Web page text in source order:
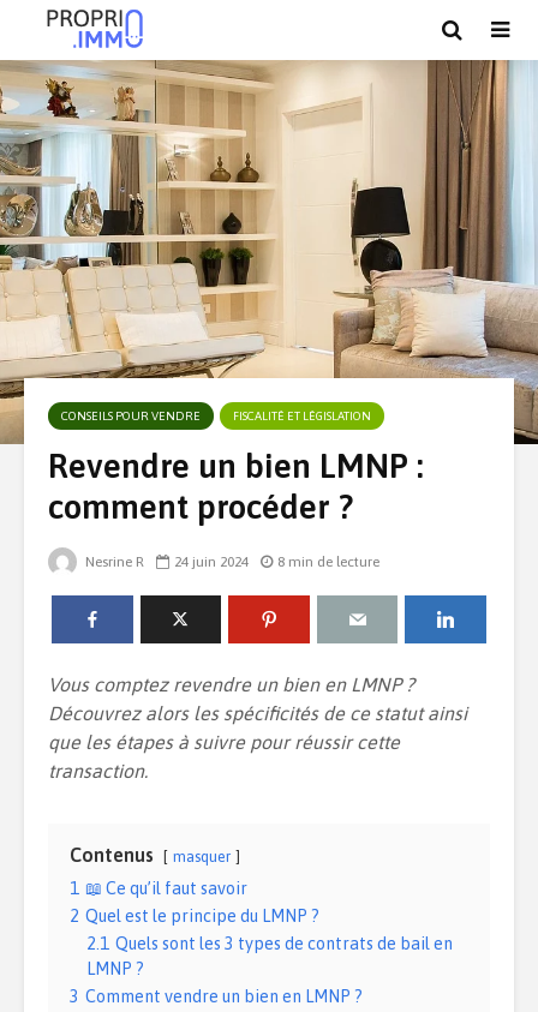
CONSEILS POUR VENDRE FISCALITÉ ET LÉGISLATION
Revendre un bien LMNP :
comment procéder ?
Nesrine R 24 juin 2024 8 min de lecture
Vous comptez revendre un bien en LMNP ?
Découvrez alors les spécificités de ce statut ainsi
que les étapes à suivre pour réussir cette
transaction.
Contenus masquer
1
📖 Ce qu’il faut savoir
2 Quel est le principe du LMNP ?
2.1 Quels sont les 3 types de contrats de bail en
LMNP ?
3 Comment vendre un bien en LMNP ?
Installer une piscine
bien gérer ce projet
Le duplex : quel
7 tendances déco à
adopter chez-soi